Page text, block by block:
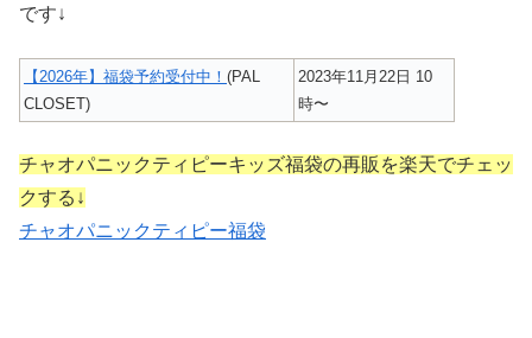
です↓
【2026年】福袋予約受付中！ (PAL
CLOSET)
2023年11月22日 10
時〜
チャオパニックティピーキッズ福袋の再販を楽天でチェッ
クする↓
チャオパニックティピー福袋